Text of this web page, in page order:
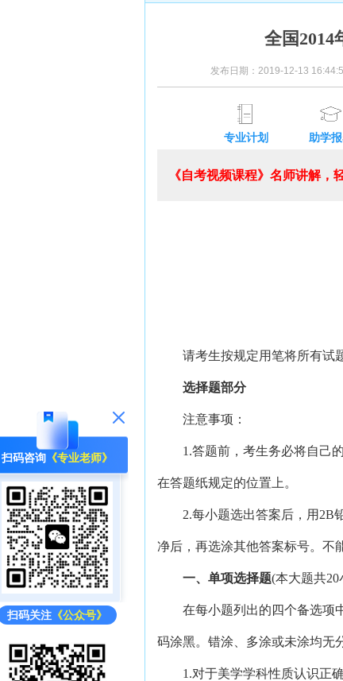
扫码咨询 《专业老师》
扫码关注 《公众号》
全国2014
发布日期：2019-12-13
专业计划 助学
《自考视频课程》名师讲解，
请考生按规定用笔将所有试题
选择题部分
注意事项：
1.答题前，考生务必将自己的
在答题纸规定的位置上。
2.每小题选出答案后，用2B铅
净后，再选涂其他答案标号。不
一、单项选择题(本大题共
在每小题列出的四个备选项中
码涂黑。错涂、多涂或未涂均无
1.对于美学学科性质认识正